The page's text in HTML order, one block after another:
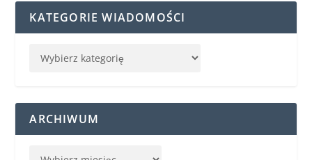
KATEGORIE WIADOMOŚCI
ARCHIWUM